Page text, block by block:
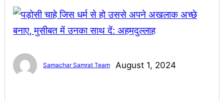
Samachar Samrat Team August 1, 2024